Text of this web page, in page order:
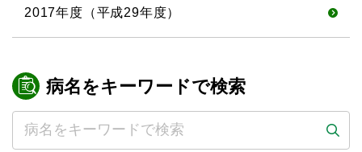
2017年度（平成29年度）
病名をキーワードで検索